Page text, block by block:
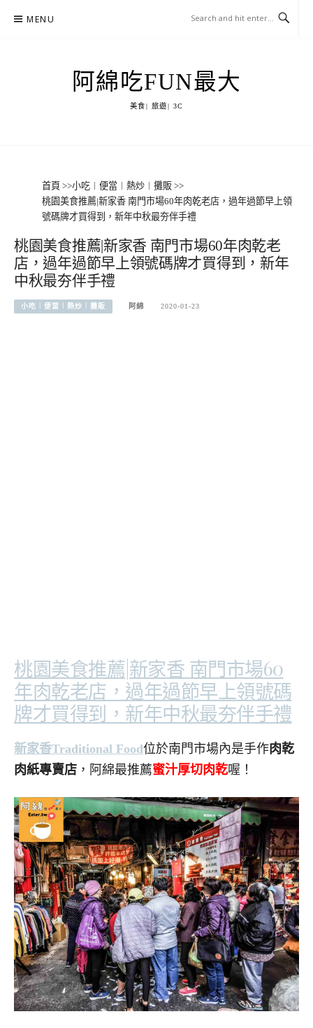
MENU
阿綿吃FUN最大
美食| 旅遊| 3C
首頁 >>小吃︱便當︱熱炒︱攤販 >>
桃園美食推薦|新家香 南門市場60年肉乾老店，過年過節早上領
號碼牌才買得到，新年中秋最夯伴手禮
桃園美食推薦|新家香 南門市場60年肉乾老
店，過年過節早上領號碼牌才買得到，新年
中秋最夯伴手禮
小吃︱便當︱熱炒︱攤販 阿綿 2020-01-23
桃園美食推薦|新家香 南門市場60
年肉乾老店，過年過節早上領號碼
牌才買得到，新年中秋最夯伴手禮
新家香Traditional Food位於南門市場內是手作肉乾
肉紙專賣店 ，阿綿最推薦蜜汁厚切肉乾喔！